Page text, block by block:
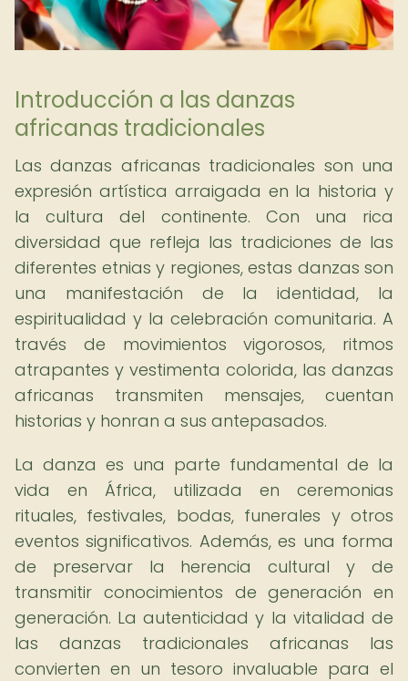
Introducción a las danzas
africanas tradicionales
Las danzas africanas tradicionales son una
expresión artística arraigada en la historia y
la cultura del continente. Con una rica
diversidad que refleja las tradiciones de las
diferentes etnias y regiones, estas danzas son
una manifestación de la identidad, la
espiritualidad y la celebración comunitaria. A
través de movimientos vigorosos, ritmos
atrapantes y vestimenta colorida, las danzas
africanas transmiten mensajes, cuentan
historias y honran a sus antepasados.
La danza es una parte fundamental de la
vida en África, utilizada en ceremonias
rituales, festivales, bodas, funerales y otros
eventos significativos. Además, es una forma
de preservar la herencia cultural y de
transmitir conocimientos de generación en
generación. La autenticidad y la vitalidad de
las danzas tradicionales africanas las
convierten en un tesoro invaluable para el